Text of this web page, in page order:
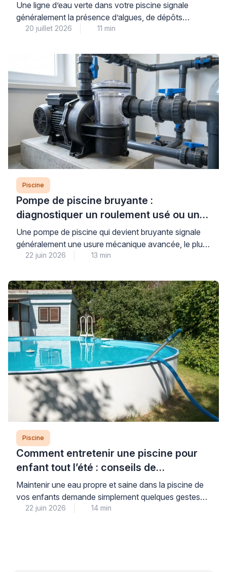
Une ligne d’eau verte dans votre piscine signale
généralement la présence d’algues, de dépôts
organiques ou de résidus calcaires qui se fixent à la
problème courant, aussi inesthétique qu’il puisse
paraître, se traite efficacement à condition d’identifier
précisément sa nature et d’adopter une méthode
progressive adaptée […]
20 juillet 2026 11 min
Piscine
Pompe de piscine bruyante :
diagnostiquer un roulement usé ou un
défaut mécanique
Une pompe de piscine qui devient bruyante signale
généralement une usure mécanique avancée, le plus
souvent au niveau des roulements, ou un défaut
l’ensemble du système de filtration. Cette situation,
fréquente après plusieurs saisons d’utilisation,
nécessite un diagnostic rapide pour éviter une
détérioration complète du moteur et préserver la […]
22 juin 2026 13 min
Piscine
Comment entretenir une piscine pour
enfant tout l’été : conseils de
professionnel
Maintenir une eau propre et saine dans la piscine de
vos enfants demande simplement quelques gestes
réguliers mais faciles à intégrer dans votre routine
22 juin 2026 14 min